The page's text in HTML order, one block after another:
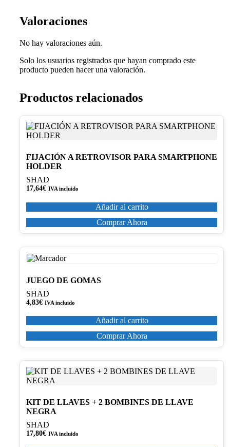
Valoraciones
No hay valoraciones aún.
Solo los usuarios registrados que hayan comprado este
producto pueden hacer una valoración.
Productos relacionados
FIJACIÓN A RETROVISOR PARA SMARTPHONE
HOLDER
SHAD
17,64€ IVA incluido
Añadir al carrito
Comprar Ahora
JUEGO DE GOMAS
SHAD
4,83€ IVA incluido
Añadir al carrito
Comprar Ahora
KIT DE LLAVES + 2 BOMBINES DE LLAVE
NEGRA
SHAD
17,80€ IVA incluido